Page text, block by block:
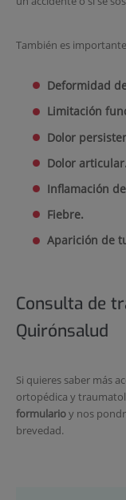
También es
Deformidad
Limitación
Dolor
Dolor articular.
Inflamación
Fiebre.
Aparición de
Consulta de
Quirónsalud
Si quieres saber más
ortopédica y
formularioy nos
brevedad.